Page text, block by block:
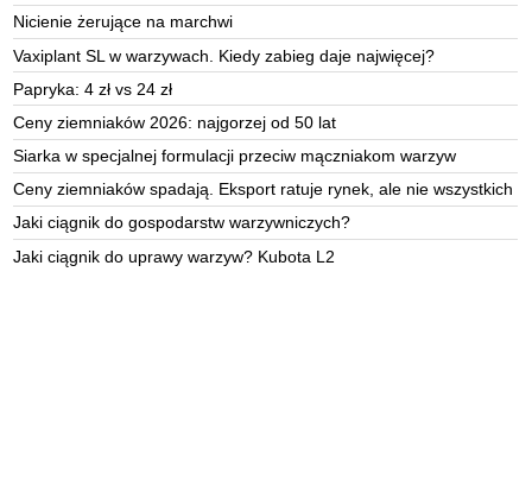
Nicienie żerujące na marchwi
Vaxiplant SL w warzywach. Kiedy zabieg daje najwięcej?
Papryka: 4 zł vs 24 zł
Ceny ziemniaków 2026: najgorzej od 50 lat
Siarka w specjalnej formulacji przeciw mączniakom warzyw
Ceny ziemniaków spadają. Eksport ratuje rynek, ale nie wszystkich
Jaki ciągnik do gospodarstw warzywniczych?
Jaki ciągnik do uprawy warzyw? Kubota L2